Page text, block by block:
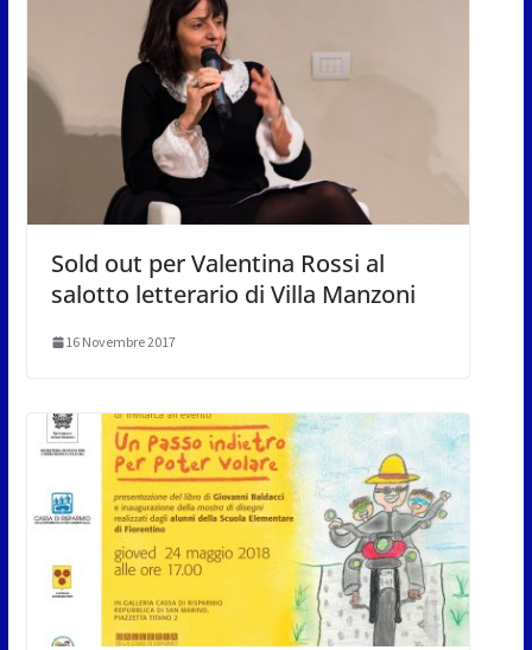
Sold out per Valentina Rossi al
salotto letterario di Villa Manzoni
16 Novembre 2017